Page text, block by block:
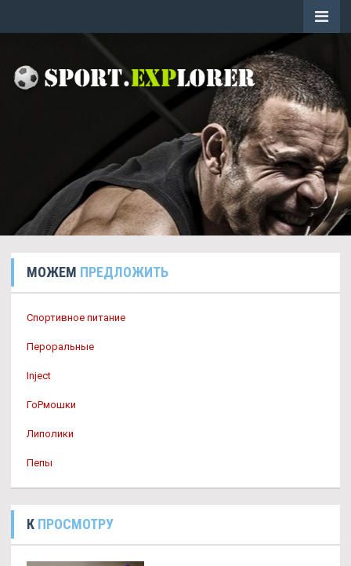
МОЖЕМ ПРЕДЛОЖИТЬ
Спортивное питание
Пероральные
Inject
ГоРмошки
Липолики
Пепы
К ПРОСМОТРУ